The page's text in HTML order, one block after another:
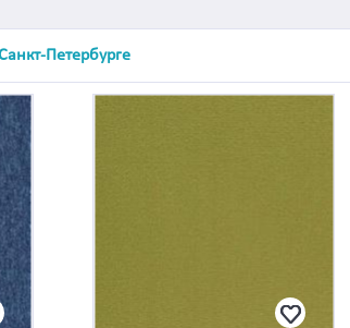
Петербурге